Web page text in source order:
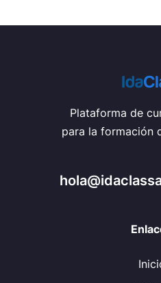
Plataforma de
para la formación